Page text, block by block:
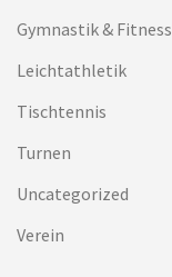
Gymnastik & Fitness
Leichtathletik
Tischtennis
Turnen
Uncategorized
Verein